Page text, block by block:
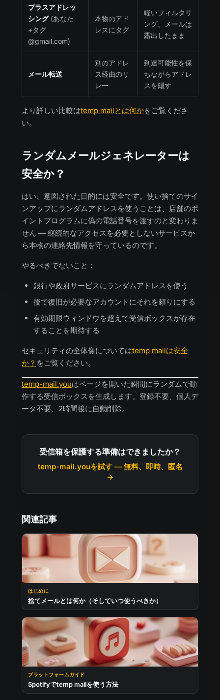
プラスアドレッ
シング(あなた
+タグ
@gmail.com)
本物のアド
レスにタグ
軽いフィルタリ
ング、メールは
露出したまま
メール転送
別のアドレ
ス経由のリ
レー
到達可能性を保
ちながらアドレ
スを隠す
より詳しい比較はtemp mailとは何かをご覧くださ
い。
ランダムメールジェネレーターは
安全か？
はい、意図された目的には安全です。使い捨てのサイ
ンアップにランダムアドレスを使うことは、店舗のポ
イントプログラムに偽の電話番号を渡すのと変わりま
せん — 継続的なアクセスを必要としないサービスか
ら本物の連絡先情報を守っているのです。
やるべきでないこと：
銀行や政府サービスにランダムアドレスを使う
後で復旧が必要なアカウントにそれを頼りにする
有効期限ウィンドウを超えて受信ボックスが存在
することを期待する
セキュリティの全体像についてはtemp mailは安全
か？ をご覧ください。
temp-mail.youはページを開いた瞬間にランダムで動
作する受信ボックスを生成します。登録不要、個人デ
ータ不要、2時間後に自動削除。
受信箱を保護する準備はできましたか？
temp-mail.youを試す — 無料、即時、匿名
→
関連記事
はじめに
捨てメールとは何か（そしていつ使うべきか）
プラットフォームガイド
Spotifyでtemp mailを使う方法